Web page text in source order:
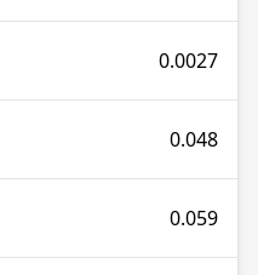
0.0027
0.048
0.059